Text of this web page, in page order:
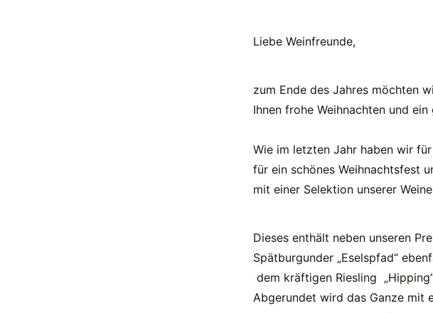
Liebe Weinfreunde,
zum Ende des Jahres möchten
Ihnen frohe Weihnachten und
Wie im letzten Jahr haben wir
für ein schönes Weihnachtsfest
mit einer Selektion unserer
Dieses enthält neben unseren
Spätburgunder „Eselspfad“
dem kräftigen Riesling
Abgerundet wird das Ganze mit